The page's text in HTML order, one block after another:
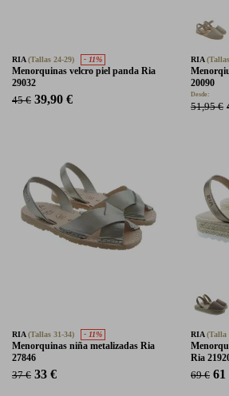
RIA(Tallas 24-29) - 11%
Menorquinas velcro piel panda Ria
29032
45 € 39,90 €
RIA
20090
Desde:
51,95 €
RIA(Tallas 31-34) - 11%
Menorquinas niña metalizadas Ria
27846
37 € 33 €
RIA(Talla
Ria
69 € 61